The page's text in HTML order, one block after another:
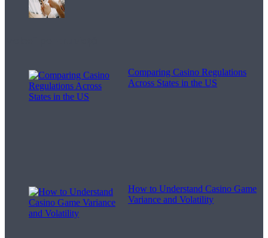
Comparing Casino Regulations
Across States in the US
How to Understand Casino Game
Variance and Volatility